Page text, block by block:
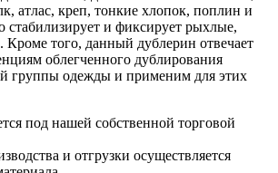
атлас, креп, тонкие хлопок, поплин и
стабилизирует и фиксирует рыхлые,
Кроме того, данный дублерин отвечает
облегченного дублирования
группы одежды и применим для этих
под нашей собственной торговой
и отгрузки осуществляется